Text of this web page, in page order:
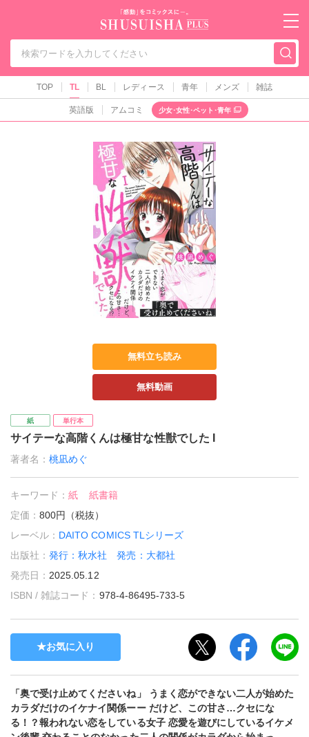
秋水社PLUS（テ
TOP TL BL レディース 青年 メンズ 雑誌
英語版 アムコミ 少女･女性･ペット･青年
無料立ち読み
無料動画
紙 単行本
サイテーな高階くんは極甘な性獣でした I
著者名：桃凪めぐ
キーワード：紙
紙書籍
定価：800円（税抜）
レーベル： DAITO COMICS TLシリーズ
出版社：発行：秋水社 発売：大都社
発売日： 2025.05.12
ISBN / 雑誌コード： 978-4-86495-733-5
お気に入り
「奥で受け止めてくださいね」 うまく恋ができない二人が始めた
カラダだけのイケナイ関係ーー だけど、この甘さ…クセにな
る！？報われない恋をしている女子 恋愛を遊びにしているイケメ